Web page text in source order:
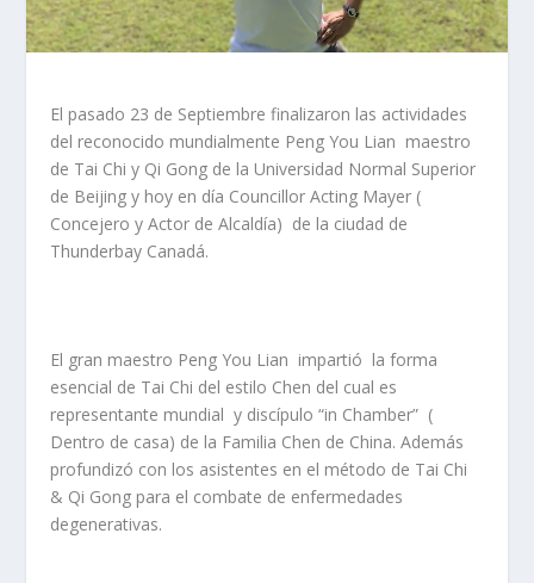
El pasado 23 de Septiembre finalizaron las actividades
del reconocido mundialmente Peng You Lian maestro
de Tai Chi y Qi Gong de la Universidad Normal Superior
de Beijing y hoy en día Councillor Acting Mayer (
Concejero y Actor de Alcaldía) de la ciudad de
Thunderbay Canadá.
El gran maestro Peng You Lian impartió la forma
esencial de Tai Chi del estilo Chen del cual es
representante mundial y discípulo “in Chamber” (
Dentro de casa) de la Familia Chen de China. Además
profundizó con los asistentes en el método de Tai Chi
& Qi Gong para el combate de enfermedades
degenerativas.